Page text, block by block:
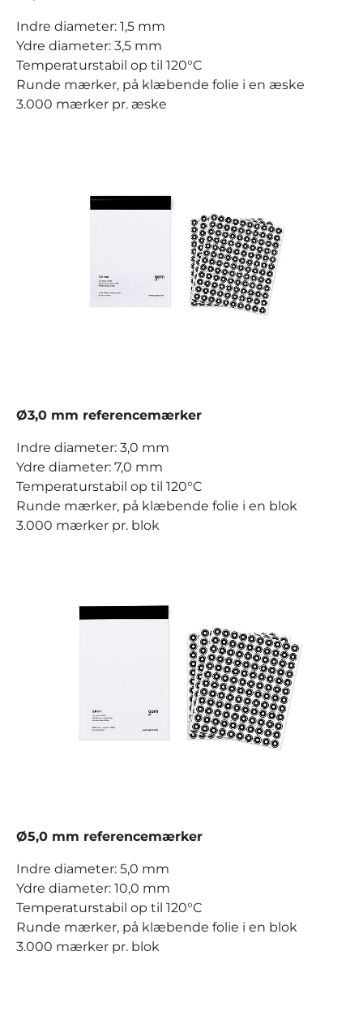
Indre diameter: 1,5 mm
Ydre diameter: 3,5 mm
Temperaturstabil op til 120°C
Runde mærker, på klæbende folie i en æske
3.000 mærker pr. æske
Ø3,0 mm referencemærker
Indre diameter: 3,0 mm
Ydre diameter: 7,0 mm
Temperaturstabil op til 120°C
Runde mærker, på klæbende folie i en blok
3.000 mærker pr. blok
Ø5,0 mm referencemærker
Indre diameter: 5,0 mm
Ydre diameter: 10,0 mm
Temperaturstabil op til 120°C
Runde mærker, på klæbende folie i en blok
3.000 mærker pr. blok